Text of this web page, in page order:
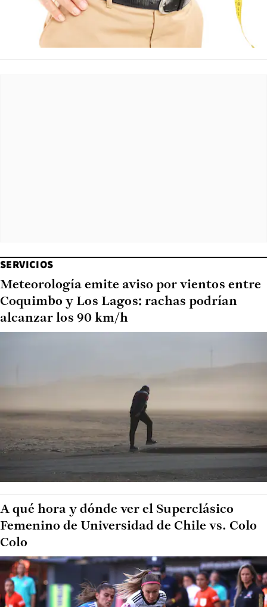
SERVICIOS
Meteorología emite aviso por vientos entre
Coquimbo y Los Lagos: rachas podrían
alcanzar los 90 km/h
A qué hora y dónde ver el Superclásico
Femenino de Universidad de Chile vs. Colo
Colo